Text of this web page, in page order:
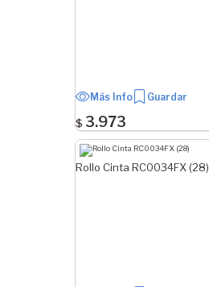
Más Info Guardar
$ 3.973
Rollo Cinta RC0034FX (28)